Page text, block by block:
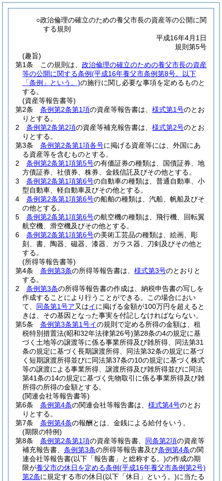
○政治倫理の確立のための養父市長の資産等の公開に関
する規則
平成16年4月1日
規則第5号
(趣旨)
第1条
この規則は、 政治倫理の確立のための養父市長の資産
等の公開に関する条例(平成16年養父市条例第8号。以下
「条例」という。)の施行に関し必要な事項を定めるものと
する。
(資産等報告書等)
第2条
条例第2条第1項の資産等報告書は、 様式第1号のとお
りとする。
2
条例第2条第2項の資産等補充報告書は、 様式第2号のとお
りとする。
第3条
条例第2条第1項各号に掲げる資産等には、外国にあ
る資産等を含むものとする。
2
条例第2条第1項第5号の有価証券の種類は、国債証券、地
方債証券、社債券、株券、金銭信託及びその他とする。
3
条例第2条第1項第6号の自動車の種類は、普通自動車、小
型自動車、軽自動車及びその他とする。
4
条例第2条第1項第6号の船舶の種類は、汽船、帆船及びそ
の他とする。
5
条例第2条第1項第6号の航空機の種類は、飛行機、回転翼
航空機、滑空機及びその他とする。
6
条例第2条第1項第6号の美術工芸品の種類は、絵画、彫
刻、書、陶器、磁器、漆器、ガラス器、刀剣及びその他と
する。
(所得等報告書等)
第4条
条例第3条の所得等報告書は、 様式第3号のとおりと
する。
2
条例第3条の所得等報告書の作成は、納税申告書の写しを
作成することにより行うことができる。
この場合におい
て、 同条第1号ア又はイに掲げる金額が100万円を超えると
きは、その基因となった事実を付記しなければならない。
第5条
条例第3条第1号イの規則で定める所得の金額は、租
税特別措置法(昭和32年法律第26号)第28条の4の規定に基
づく土地等の譲渡等に係る事業所得及び雑所得、同法第31
条の規定に基づく長期譲渡所得、同法第32条の規定に基づ
く短期譲渡所得並びに同法第37条の10の規定に基づく株式
等の譲渡による事業所得、譲渡所得及び雑所得並びに同法
第41条の14の規定に基づく先物取引に係る事業所得及び雑
所得の所得の金額とする。
(関連会社等報告書等)
第6条
条例第4条の関連会社等報告書は、 様式第4号のとお
りとする。
第7条
条例第4条の報酬とは、金銭による給付をいう。
(期限の特例)
第8条
条例第2条第1項の資産等報告書、 同条第2項の資産等
補充報告書、 条例第3条の所得等報告書及び条例第4条の関
連会社等報告書(以下「報告書」と総称する。)の作成の期
限が養父市の休日を定める条例(平成16年養父市条例第2号)
第2条に規定する市の休日(以下「休日」という。)に当たる